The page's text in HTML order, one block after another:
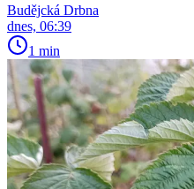
Budějcká Drbna
dnes, 06:39
1 min